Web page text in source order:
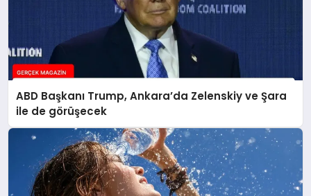
ABD Başkanı Trump, Ankara’da Zelenskiy ve Şara
ile de görüşecek